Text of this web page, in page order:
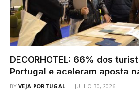
DECORHOTEL: 66% dos
Portugal e aceleram aposta
BY VEJA PORTUGAL JULHO 30, 2026